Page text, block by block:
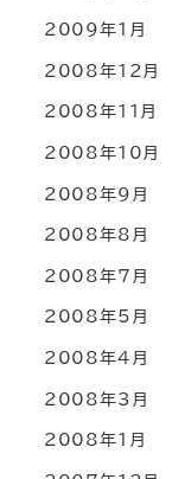
2009年1月
2008年12月
2008年11月
2008年10月
2008年9月
2008年8月
2008年7月
2008年5月
2008年4月
2008年3月
2008年1月